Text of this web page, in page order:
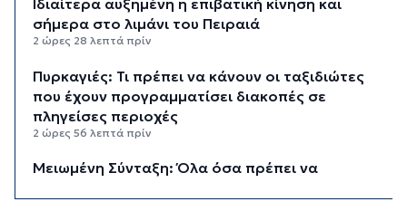
Ιδιαίτερα αυξημένη η επιβατική κίνηση και
σήμερα στο λιμάνι του Πειραιά
2 ώρες 28 λεπτά πρίν
Πυρκαγιές: Τι πρέπει να κάνουν οι ταξιδιώτες
που έχουν προγραμματίσει διακοπές σε
πληγείσες περιοχές
2 ώρες 56 λεπτά πρίν
Μειωμένη Σύνταξη: Όλα όσα πρέπει να